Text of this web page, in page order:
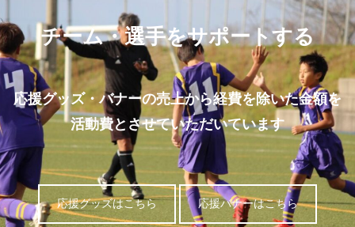
チーム・選手をサポートする
応援グッズ・バナーの売上から経費を除いた金額を
活動費とさせていただいています
応援グッズはこちら 応援バナーはこちら